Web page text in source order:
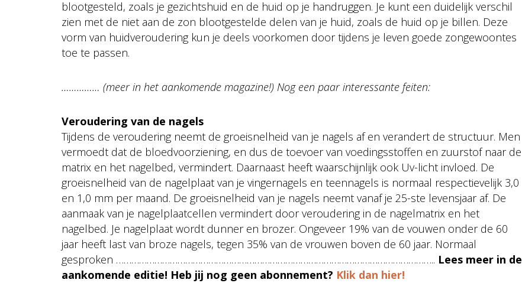
blootgesteld, zoals je gezichtshuid en de huid op je handruggen. Je kunt een duidelijk verschil
zien met de niet aan de zon blootgestelde delen van je huid, zoals de huid op je billen. Deze
vorm van huidveroudering kun je deels voorkomen door tijdens je leven goede zongewoontes
toe te passen.
…………… (meer in het aankomende magazine!) Nog een paar interessante feiten:
Veroudering van de nagels
Tijdens de veroudering neemt de groeisnelheid van je nagels af en verandert de structuur. Men
vermoedt dat de bloedvoorziening, en dus de toevoer van voedingsstoffen en zuurstof naar de
matrix en het nagelbed, vermindert. Daarnaast heeft waarschijnlijk ook Uv-licht invloed. De
groeisnelheid van de nagelplaat van je vingernagels en teennagels is normaal respectievelijk 3,0
en 1,0 mm per maand. De groeisnelheid van je nagels neemt vanaf je 25-ste levensjaar af. De
aanmaak van je nagelplaatcellen vermindert door veroudering in de nagelmatrix en het
nagelbed. Je nagelplaat wordt dunner en brozer. Ongeveer 19% van de vouwen onder de 60
jaar heeft last van broze nagels, tegen 35% van de vrouwen boven de 60 jaar. Normaal
gesproken …………………………………………………………………………………………………………….. Lees meer in de
aankomende editie! Heb jij nog geen abonnement? Klik dan hier!